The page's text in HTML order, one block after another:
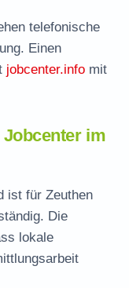
telefonische
Einen
jobcenter.info mit
im
ist für Zeuthen
Die
lokale